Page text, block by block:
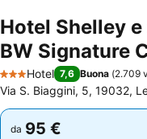
Hotel Shelley
BW Signature
3 Stelle
Hotel 7,6 Buona (2.709
Via S. Biaggini, 5, 19032,
da 95 €
da 95 €